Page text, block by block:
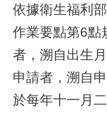
依據衛生福利
作業要點第6點
者，溯自出生
申請者，溯自
於每年十一月